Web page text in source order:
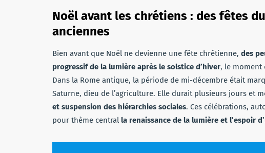
Noël avant les chrétiens : des fêtes
anciennes
Bien avant que Noël ne devienne une fête chrétienne, des
progressif de la lumière après le solstice d’hiver, le moment
Dans la Rome antique, la période de mi-décembre était
Saturne, dieu de l’agriculture. Elle durait plusieurs jours et
et suspension des hiérarchies sociales. Ces célébrations,
pour thème central la renaissance de la lumière et l’espoir